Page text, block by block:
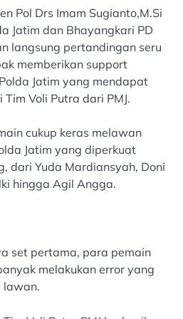
Pol Drs Imam Sugianto,M.Si
Jatim dan Bhayangkari PD
langsung pertandingan seru
memberikan support
Jatim yang mendapat
Voli Putra dari PMJ.
cukup keras melawan
Jatim yang diperkuat
dari Yuda Mardiansyah, Doni
hingga Agil Angga.
set pertama, para pemain
melakukan error yang
lawan.